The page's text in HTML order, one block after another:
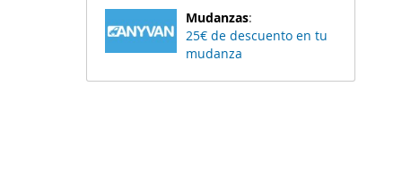
Mudanzas:
25€ de descuento en tu
mudanza